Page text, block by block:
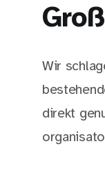
Wir
direkt